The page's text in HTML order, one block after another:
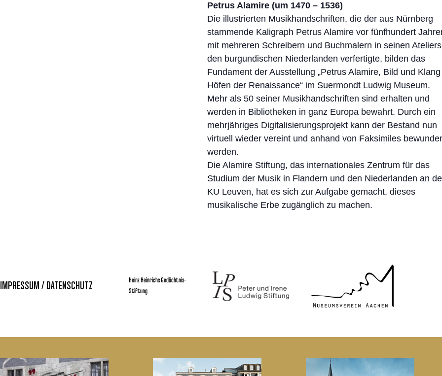
Petrus Alamire (um 1470 – 1536)
Die illustrierten Musikhandschriften, die der aus Nürnberg
stammende Kaligraph Petrus Alamire vor fünfhundert
mit mehreren Schreibern und Buchmalern in seinen
den burgundischen Niederlanden verfertigte, bilden das
Fundament der Ausstellung „Petrus Alamire, Bild und
Höfen der Renaissance“ im Suermondt Ludwig Museum.
Mehr als 50 seiner Musikhandschriften sind erhalten und
werden in Bibliotheken in ganz Europa bewahrt. Durch ein
mehrjähriges Digitalisierungsprojekt kann der Bestand nun
virtuell wieder vereint und anhand von Faksimiles
werden.
Die Alamire Stiftung, das internationales Zentrum für das
Studium der Musik in Flandern und den Niederlanden an
KU Leuven, hat es sich zur Aufgabe gemacht, dieses
musikalische Erbe zugänglich zu machen.
IMPRESSUM / DATENSCHUTZ
Heinz Heinrichs Gedächtnis-
Stiftung